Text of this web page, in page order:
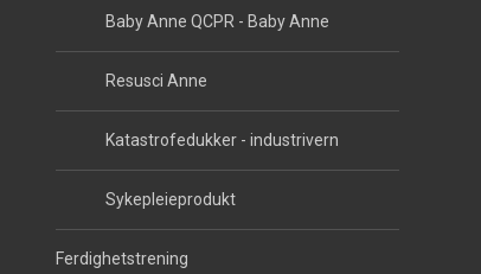
Baby Anne QCPR - Baby Anne
Resusci Anne
Katastrofedukker - industrivern
Sykepleieprodukt
Ferdighetstrening